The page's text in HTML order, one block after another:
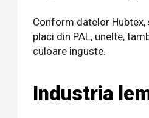
Conform datelor
placi din PAL, unelte,
culoare inguste.
Industria